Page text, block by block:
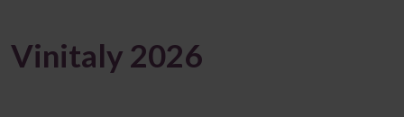
Vinitaly 2026